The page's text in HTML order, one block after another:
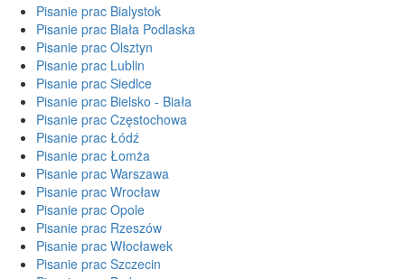
Pisanie prac Bialystok
Pisanie prac Biała Podlaska
Pisanie prac Olsztyn
Pisanie prac Lublin
Pisanie prac Siedlce
Pisanie prac Bielsko - Biała
Pisanie prac Częstochowa
Pisanie prac Łódź
Pisanie prac Łomża
Pisanie prac Warszawa
Pisanie prac Wrocław
Pisanie prac Opole
Pisanie prac Rzeszów
Pisanie prac Włocławek
Pisanie prac Szczecin